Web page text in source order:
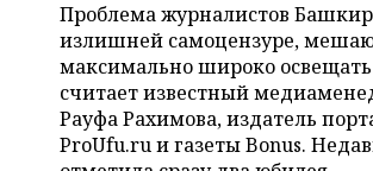
КОМУ ПРИНАДЛЕЖАТ
ТОРГОВЫЕ ЦЕНТРЫ
ТАТАРСТАНА
БЮДЖЕТ
ИНВЕСТИЦИИ
АГРОПРОМ
МАШИНОСТРОЕНИЕ
НЕФТЕХИМИЯ
НОВОСТИ АВТО
БИЗНЕС
НОВОСТИ БИЗНЕСА
РОЗНИЧНАЯ ТОРГОВЛЯ
ТЕХНОЛОГИИ
НОВОСТИ ТЕХНОЛОГИЙ
МЕРОПРИЯТИЯ
Проблема журналистов
излишней самоцензуре,
максимально широко
считает известный
Рауфа Рахимова, издатель
ProUfu.ru и газеты Bonus.